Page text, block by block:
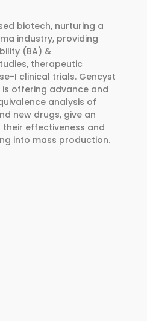
biotech, nurturing a
industry, providing
(BA) &
therapeutic
I clinical trials. Gencyst
is offering advance and
analysis of
new drugs, give an
effectiveness and
into mass production.